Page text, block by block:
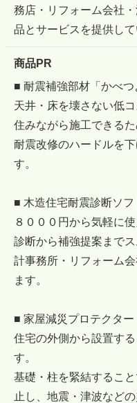
務店・リフォーム会社
品とサービスを提供して
商品PR
■ 耐震補強部材「かべつ
天井・床を壊さない低
住みながら施工できる
耐震改修のハードルを
す。
■ 木造住宅耐震診断ソフ
８０００円から気軽に
診断から補強提案まで
計事務所・リフォーム
ます。
■ 家屋減災プロテクター
住宅の外側から設置す
す。
基礎・柱を緊結するこ
止し、地震・津波など